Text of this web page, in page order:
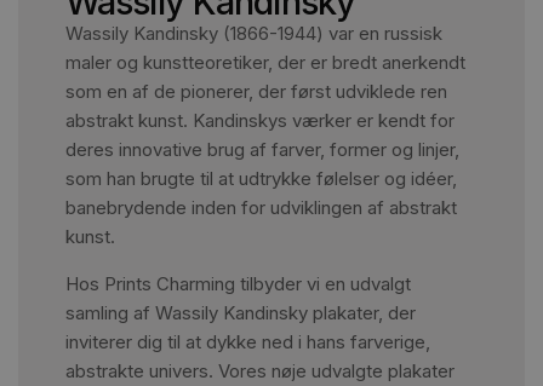
Wassily Kandinsky (1866-1944) var en russisk
maler og kunstteoretiker, der er bredt anerkendt
som en af de pionerer, der først udviklede ren
abstrakt kunst. Kandinskys værker er kendt for
deres innovative brug af farver, former og linjer,
som han brugte til at udtrykke følelser og idéer,
banebrydende inden for udviklingen af abstrakt
kunst.
Hos Prints Charming tilbyder vi en udvalgt
samling af Wassily Kandinsky plakater, der
inviterer dig til at dykke ned i hans farverige,
abstrakte univers. Vores nøje udvalgte plakater